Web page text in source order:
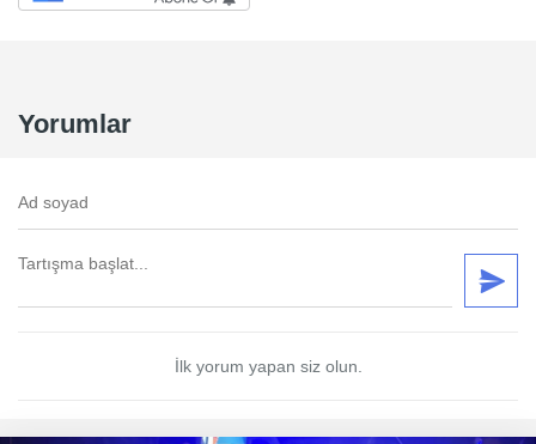
Yorumlar
İlk yorum yapan siz olun.